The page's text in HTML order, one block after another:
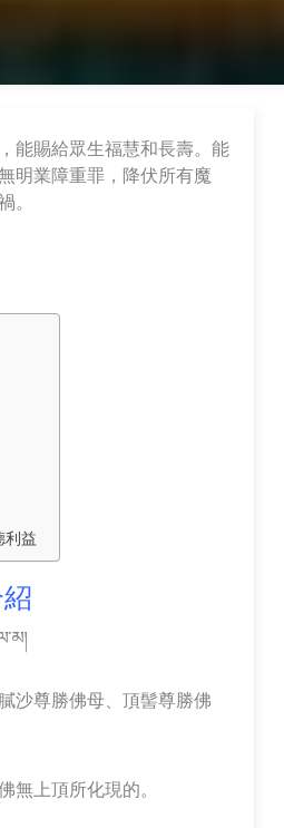
能賜給眾生福慧和長壽。能
明業障重罪，降伏所有魔
。
利益
沙尊勝佛母、頂髻尊勝佛
無上頂所化現的。